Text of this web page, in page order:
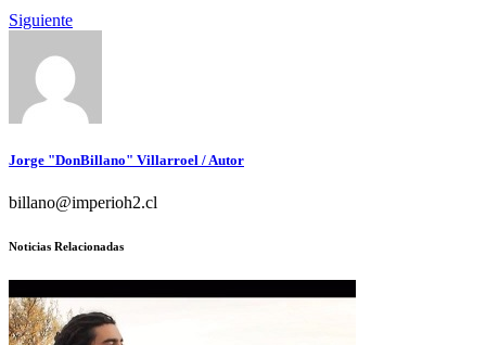
Siguiente
Jorge "DonBillano" Villarroel / Autor
billano@imperioh2.cl
Noticias Relacionadas